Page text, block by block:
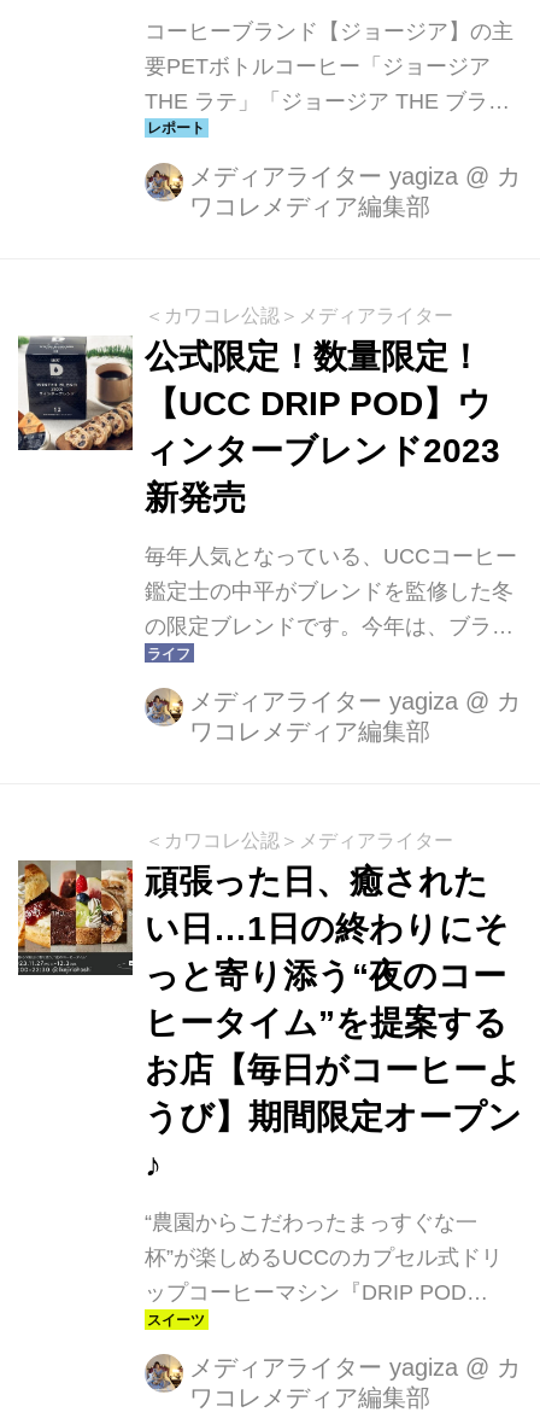
コーヒーブランド【ジョージア】の主
要PETボトルコーヒー「ジョージア
THE ラテ」「ジョージア THE ブラッ
ク」「ジョージア THE 微糖」「ジョ
ージア THE ゼロ」の4製品※1をスペ
シャルティコーヒー専門店「猿田彦珈
2024年2月26日（月）から全国で発売
開始しました。さらに、砂糖不使用で
ミルク感のあるラテの味わいを楽しめ
る新たなPETボトルコーヒー「ジョー
ジア THE コーヒ with ミルク」も同日
より全国発売。※1「ジョージア THE
ゼロ」はパッケージリニューアルの
み。
メディアライター yagiza @ カ
ワコレメディア編集部
＜カワコレ公認＞メディアライター
公式限定！数量限定！
【UCC DRIP POD】ウ
ィンターブレンド2023
新発売
毎年人気となっている、UCCコーヒー
鑑定士の中平がブレンドを監修した冬
の限定ブレンドです。今年は、ブラジ
ル、ルワンダ、エチオピア、コロンビ
アのスペシャルティコーヒー4種を贅
沢に使用しました。多種多様なフルー
ーの重なりと長く続く甘い余韻が楽し
めます。
メディアライター yagiza @ カ
ワコレメディア編集部
＜カワコレ公認＞メディアライター
頑張った日、癒された
い日…1日の終わりにそ
っと寄り添う“夜のコー
ヒータイム”を提案する
お店【毎日がコーヒーよ
うび】期間限定オープン
♪
“農園からこだわったまっすぐな一
杯”が楽しめるUCCのカプセル式ドリ
ップコーヒーマシン『DRIP POD
YOUBI』“曜日”で移り変わる気持ちを
テーマにした日替わりスイーツとコー
ヒーのマリアージュが楽しめるお店
メディアライター yagiza @ カ
ワコレメディア編集部